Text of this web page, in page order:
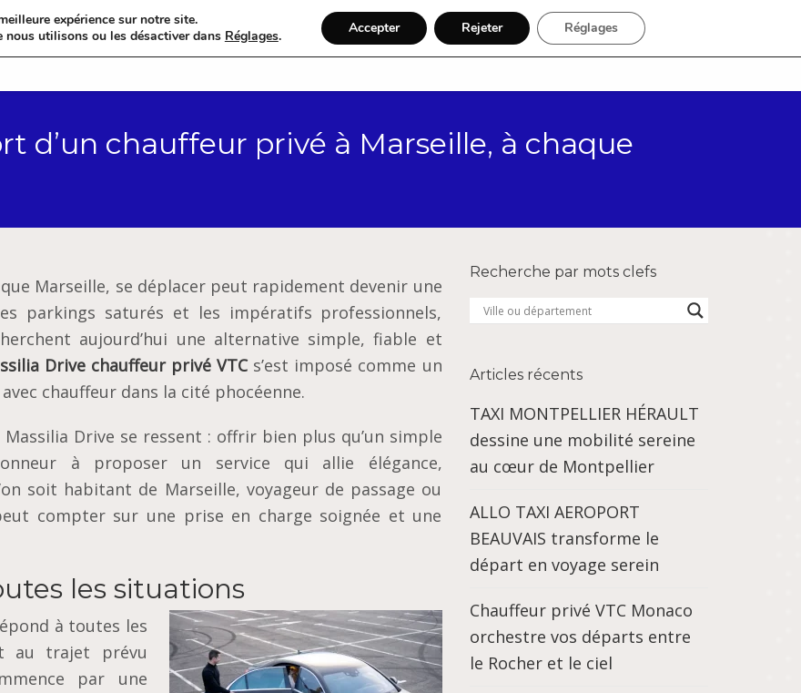
Accueil Catégories Par région Inscription
d’un chauffeur privé à Marseille, à chaque
Marseille, se déplacer peut rapidement devenir une
parkings saturés et les impératifs professionnels,
aujourd’hui une alternative simple, fiable et
Drive chauffeur privé VTCs’est imposé comme un
chauffeur dans la cité phocéenne.
Drive se ressent : offrir bien plus qu’un simple
à proposer un service qui allie élégance,
soit habitant de Marseille, voyageur de passage ou
compter sur une prise en charge soignée et une
les situations
à toutes les
au trajet prévu
par une
Recherche par mots clefs
Articles récents
TAXI MONTPELLIER HÉRAULT
dessine une mobilité sereine
au cœur de Montpellier
ALLO TAXI AEROPORT
BEAUVAIS transforme le
départ en voyage serein
Chauffeur privé VTC Monaco
orchestre vos départs entre
le Rocher et le ciel
expérience sur notre site.
nous utilisons ou les désactiver dans Réglages. Accepter Rejeter Réglages